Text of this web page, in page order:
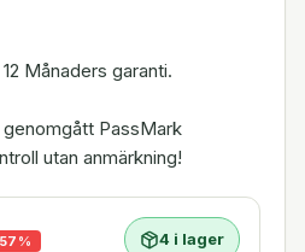
Månaders garanti.
PassMark
utan anmärkning!
57 % 4 i lager